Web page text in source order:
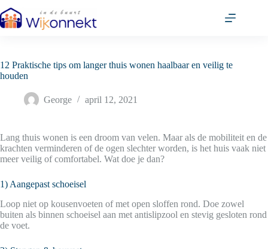
naar
de
12 Praktische tips om langer thuis wonen haalbaar en veilig te
houden
George april 12, 2021
Lang thuis wonen is een droom van velen. Maar als de mobiliteit en de
krachten verminderen of de ogen slechter worden, is het huis vaak niet
meer veilig of comfortabel. Wat doe je dan?
1) Aangepast schoeisel
Loop niet op kousenvoeten of met open sloffen rond. Doe zowel
buiten als binnen schoeisel aan met antislipzool en stevig gesloten rond
de voet.